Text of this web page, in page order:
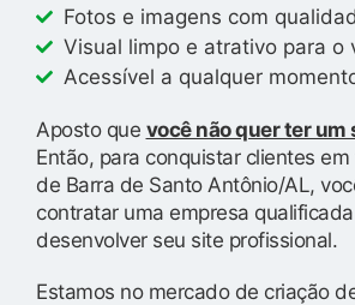
Fotos e imagens com
Visual limpo e atrativo para o
Acessível a qualquer
Aposto que você não quer ter um
Então, para conquistar clientes
de Barra de Santo Antônio/AL,
contratar uma empresa
desenvolver seu site profissional.
Estamos no mercado de criação